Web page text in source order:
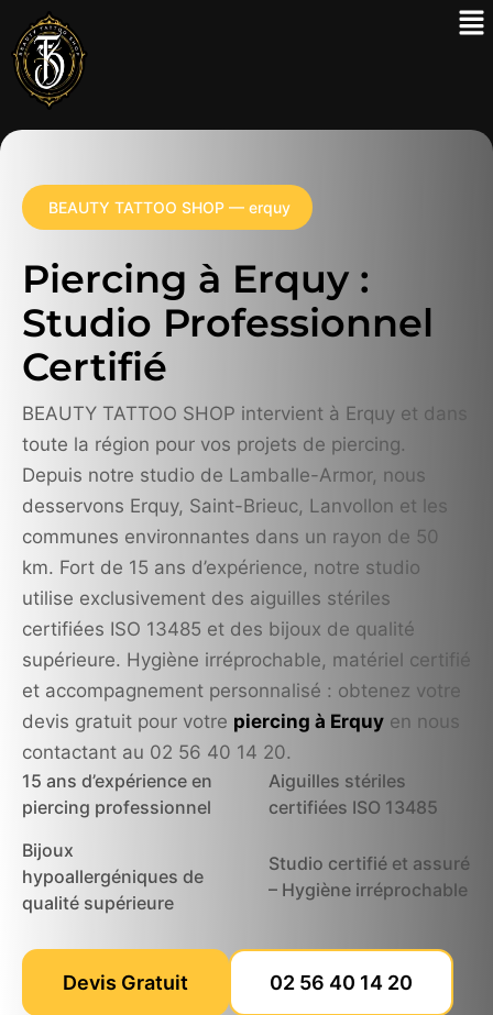
BEAUTY TATTOO SHOP — erquy
Piercing à Erquy :
Studio Professionnel
Certifié
BEAUTY TATTOO SHOP intervient à Erquy et dans
toute la région pour vos projets de piercing.
Depuis notre studio de Lamballe-Armor, nous
desservons Erquy, Saint-Brieuc, Lanvollon et les
communes environnantes dans un rayon de 50
km. Fort de 15 ans d’expérience, notre studio
utilise exclusivement des aiguilles stériles
certifiées ISO 13485 et des bijoux de qualité
supérieure. Hygiène irréprochable, matériel certifié
et accompagnement personnalisé : obtenez votre
devis gratuit pour votre piercing à Erquy en nous
contactant au 02 56 40 14 20.
15 ans d’expérience en
piercing professionnel
Aiguilles stériles
certifiées ISO 13485
Bijoux
hypoallergéniques de
qualité supérieure
Studio certifié et assuré
– Hygiène irréprochable
Devis Gratuit 02 56 40 14 20